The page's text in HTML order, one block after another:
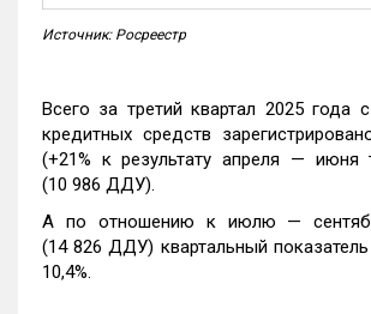
Источник: Росреестр
Всего за третий квартал 2025 года
кредитных средств
(+21% к результату апреля — июня
(10 986 ДДУ).
А по отношению к июлю —
(14 826 ДДУ) квартальный
10,4%.